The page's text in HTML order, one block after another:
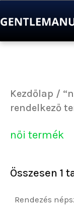
a
Kezdőlap /
rendelkező
női termék
Összesen 1